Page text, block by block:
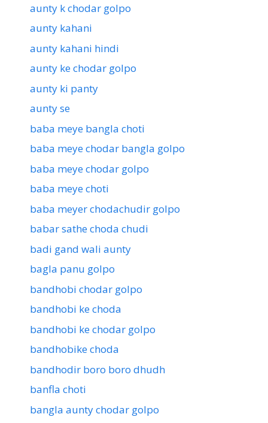
aunty k chodar golpo
aunty kahani
aunty kahani hindi
aunty ke chodar golpo
aunty ki panty
aunty se
baba meye bangla choti
baba meye chodar bangla golpo
baba meye chodar golpo
baba meye choti
baba meyer chodachudir golpo
babar sathe choda chudi
badi gand wali aunty
bagla panu golpo
bandhobi chodar golpo
bandhobi ke choda
bandhobi ke chodar golpo
bandhobike choda
bandhodir boro boro dhudh
banfla choti
bangla aunty chodar golpo